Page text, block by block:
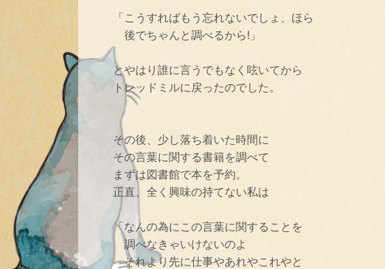
「こうすればもう忘れないでしょ、ほら
後でちゃんと調べるから!」
とやはり誰に言うでもなく呟いてから
トレッドミルに戻ったのでした。
その後、少し落ち着いた時間に
その言葉に関する書籍を調べて
まずは図書館で本を予約。
正直、全く興味の持てない私は
「なんの為にこの言葉に関することを
調べなきゃいけないのよ
それより先に仕事やあれやこれやと